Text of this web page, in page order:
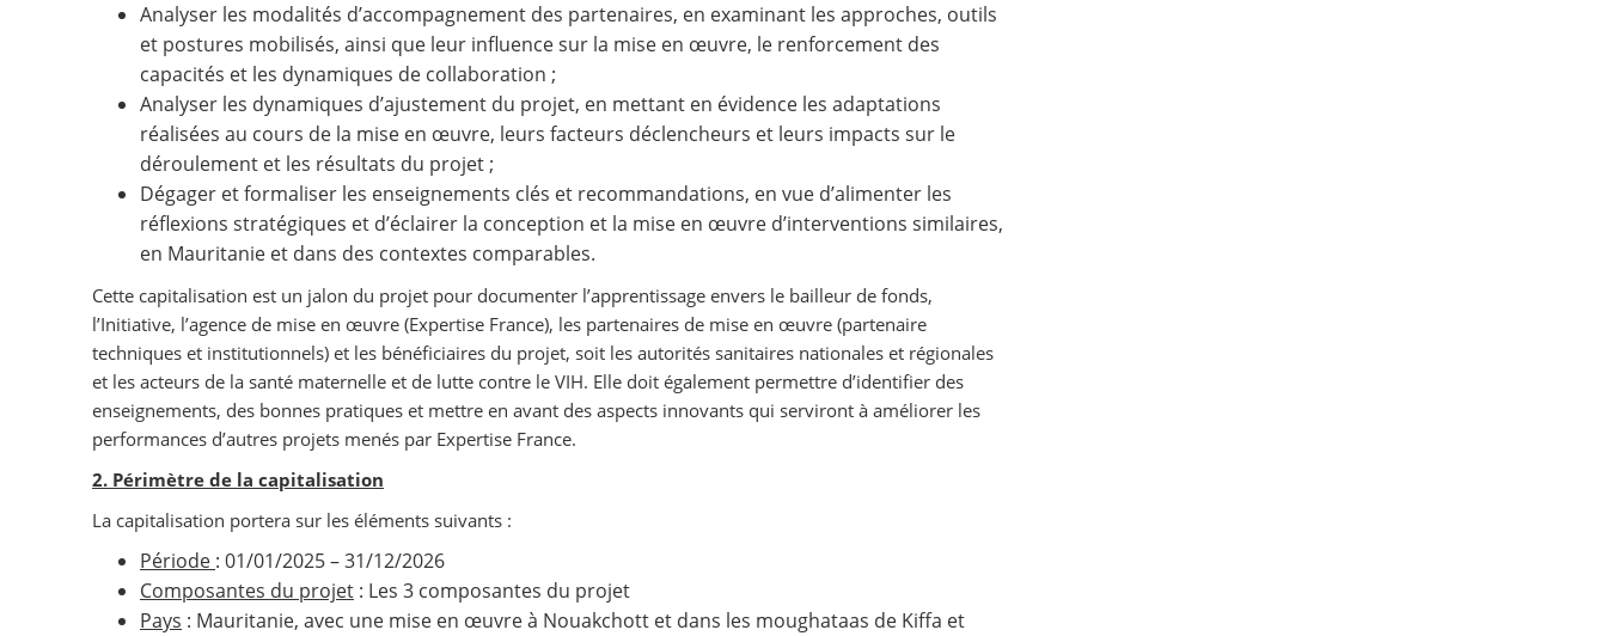
Analyser les modalités d’accompagnement des partenaires, en examinant les approches, outils
et postures mobilisés, ainsi que leur influence sur la mise en œuvre, le renforcement des
capacités et les dynamiques de collaboration ;
Analyser les dynamiques d’ajustement du projet, en mettant en évidence les adaptations
réalisées au cours de la mise en œuvre, leurs facteurs déclencheurs et leurs impacts sur le
déroulement et les résultats du projet ;
Dégager et formaliser les enseignements clés et recommandations, en vue d’alimenter les
réflexions stratégiques et d’éclairer la conception et la mise en œuvre d’interventions similaires,
en Mauritanie et dans des contextes comparables.
Cette capitalisation est un jalon du projet pour documenter l’apprentissage envers le bailleur de fonds,
l’Initiative, l’agence de mise en œuvre (Expertise France), les partenaires de mise en œuvre (partenaire
techniques et institutionnels) et les bénéficiaires du projet, soit les autorités sanitaires nationales et régionales
et les acteurs de la santé maternelle et de lutte contre le VIH. Elle doit également permettre d’identifier des
enseignements, des bonnes pratiques et mettre en avant des aspects innovants qui serviront à améliorer les
performances d’autres projets menés par Expertise France.
2. Périmètre de la capitalisation
La capitalisation portera sur les éléments suivants :
Période : 01/01/2025 – 31/12/2026
Composantes du projet : Les 3 composantes du projet
Pays : Mauritanie, avec une mise en œuvre à Nouakchott et dans les moughataas de Kiffa et